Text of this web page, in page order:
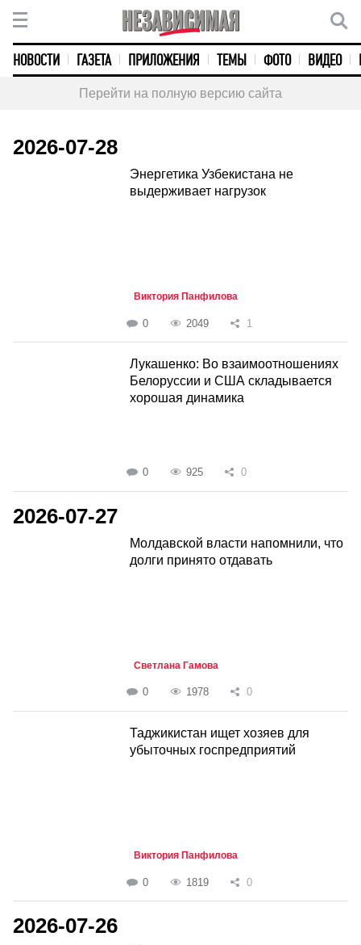
НОВОСТИ ГАЗЕТА ПРИЛОЖЕНИЯ ТЕМЫ ФОТО ВИДЕО
Перейти на полную версию сайта
2026-07-28
Энергетика Узбекистана не
выдерживает нагрузок
Виктория Панфилова
0 2049 1
Лукашенко: Во взаимоотношениях
Белоруссии и США складывается
хорошая динамика
0 925 0
2026-07-27
Молдавской власти напомнили, что
долги принято отдавать
Светлана Гамова
0 1978 0
Таджикистан ищет хозяев для
убыточных госпредприятий
Виктория Панфилова
0 1819 0
2026-07-26